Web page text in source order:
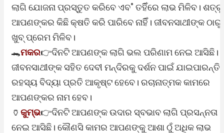
ଲାଗି ଯୋଜନା ପ୍ରସ୍ତୁତ କରିବେ ଏବ˚ ତହିିଁରେ ଲାଭ ମିଳିବ। ଶତ୍ରୁ
ଆପଣଙ୍କର କିଛି କ୍ଷତି କରି ପାରିବେ ନାହିିଁ। ଜୀବନସାଥୀଙ୍କ ଠାରୁ
ଖୁବ୍‌ ପ୍ରେମ ମିଳିବ।
🐊ମକର👉ଦିନଟି ଆପଣଙ୍କ ଲାଗି ଭଲ ପରିଣାମ ନେଇ ଆସିଛି।
ଜୀବନସାଥୀଙ୍କ ସହିତ ଦେବୀ ମନ୍ଦିରକୁ ଦର୍ଶନ ପାଇଁ ଯାଇପାରନ୍ତି।
ରହସ୍ୟ ବିଦ୍ୟା ପ୍ରତି ଆକୃଷ୍ଟ ହେବେ। ରଚାନାତ୍ମକ କାମରେ
ଆପଣଙ୍କର ନାମ ହେବ।
🏺 କୁମ୍ଭ👉ଦିନଟି ଆପଣଙ୍କ ଉଦାର ସ୍ବଭାବ ଲାଗି ପ୍ରସନ୍ନତା
ନେଇ ଆସିଛି। କୌଣସି କାମର ଆପଣଙ୍କୁ ଆଶା ଠୁଁ ଅଧିକ ଲାଭ